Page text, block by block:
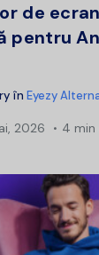
de
pentru
în Eyezy
2026 4